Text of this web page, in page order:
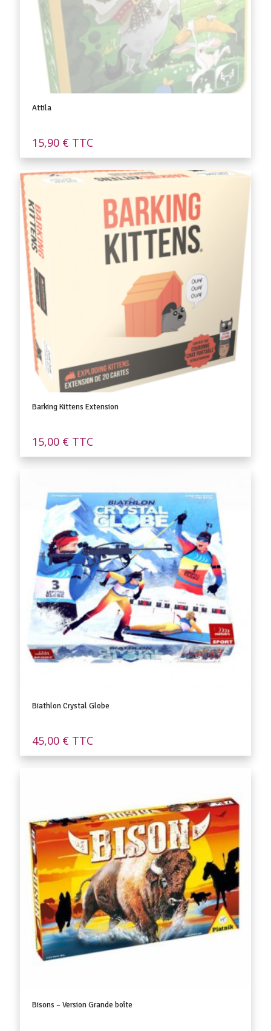
Attila
15,90 € TTC
Barking Kittens Extension
15,00 € TTC
Biathlon Crystal Globe
45,00 € TTC
Bisons – Version Grande boîte